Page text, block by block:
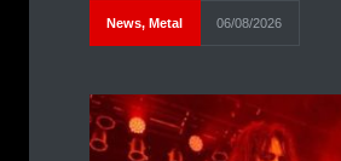
News, Metal 06/08/2026